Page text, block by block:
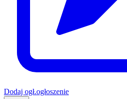
Dodaj ogł.ogłoszenie